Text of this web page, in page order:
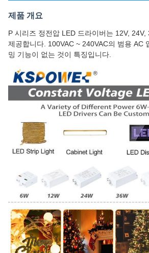
제품 개요
P 시리즈 정전압 LED 드라이버는 12V, 24V,
제공합니다. 100VAC ~ 240VAC의 범용 AC
밍 기능이 없는 것이 특징입니다.